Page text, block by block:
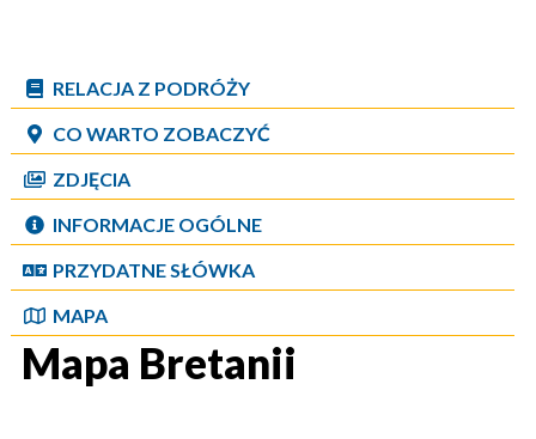
RELACJA Z PODRÓŻY
CO WARTO ZOBACZYĆ
ZDJĘCIA
INFORMACJE OGÓLNE
PRZYDATNE SŁÓWKA
MAPA
Mapa Bretanii